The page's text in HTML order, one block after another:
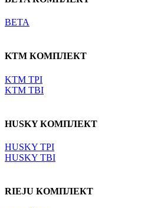
BETA
KTM КОМПЛЕКТ
KTM TPI
KTM TBI
HUSKY КОМПЛЕКТ
HUSKY TPI
HUSKY TBI
RIEJU КОМПЛЕКТ